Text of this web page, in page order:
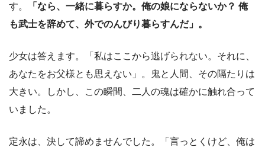
す。
「なら、一緒に暮らすか。俺の娘にならないか？ 俺
も武士を辞めて、外でのんびり暮らすんだ」。
少女は答えます。「私はここから逃げられない。それに、
あなたをお父様とも思えない」。鬼と人間、その隔たりは
大きい。しかし、この瞬間、二人の魂は確かに触れ合って
いました。
定永は、決して諦めませんでした。「言っとくけど、俺は